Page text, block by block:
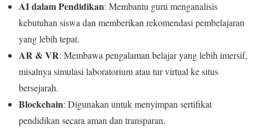
AI dalam Pendidikan: Membantu guru menganalisis
kebutuhan siswa dan memberikan rekomendasi pembelajaran
yang lebih tepat.
AR & VR: Membawa pengalaman belajar yang lebih imersif,
misalnya simulasi laboratorium atau tur virtual ke situs
bersejarah.
Blockchain: Digunakan untuk menyimpan sertifikat
pendidikan secara aman dan transparan.